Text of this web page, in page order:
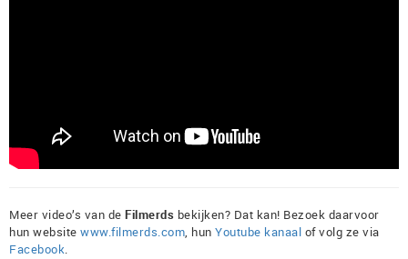
Meer video’s van de Filmerds bekijken? Dat kan! Bezoek daarvoor
hun website www.filmerds.com, hun Youtube kanaal of volg ze via
Facebook.